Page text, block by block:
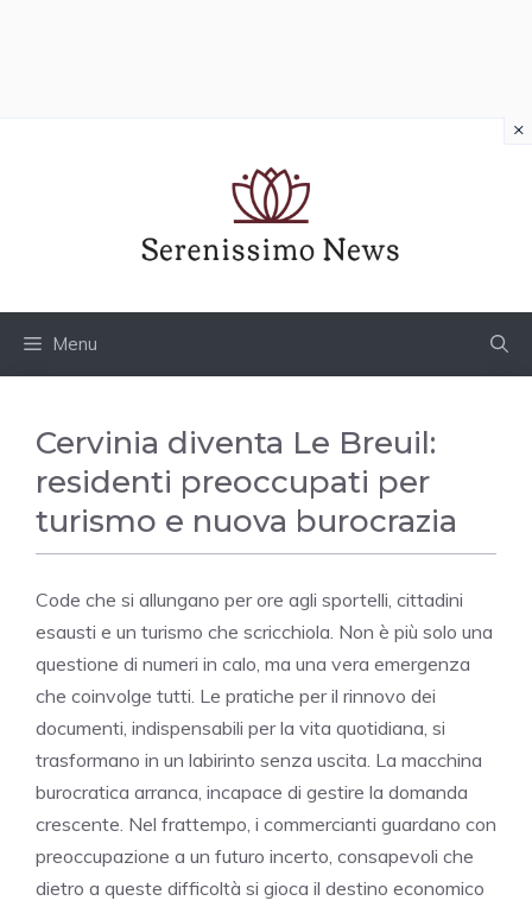
Menu
Cervinia diventa Le Breuil:
residenti preoccupati per
turismo e nuova burocrazia
Code che si allungano per ore agli sportelli, cittadini
esausti e un turismo che scricchiola. Non è più solo una
questione di numeri in calo, ma una vera emergenza
che coinvolge tutti. Le pratiche per il rinnovo dei
documenti, indispensabili per la vita quotidiana, si
trasformano in un labirinto senza uscita. La macchina
burocratica arranca, incapace di gestire la domanda
crescente. Nel frattempo, i commercianti guardano con
preoccupazione a un futuro incerto, consapevoli che
dietro a queste difficoltà si gioca il destino economico
×